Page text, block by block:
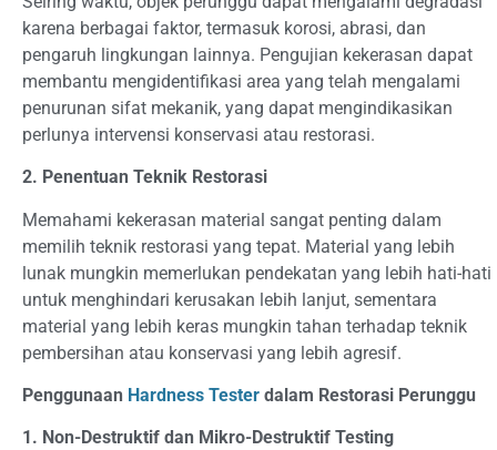
karena berbagai faktor, termasuk korosi, abrasi, dan
pengaruh lingkungan lainnya. Pengujian kekerasan dapat
membantu mengidentifikasi area yang telah mengalami
penurunan sifat mekanik, yang dapat mengindikasikan
perlunya intervensi konservasi atau restorasi.
2. Penentuan Teknik Restorasi
Memahami kekerasan material sangat penting dalam
memilih teknik restorasi yang tepat. Material yang lebih
lunak mungkin memerlukan pendekatan yang lebih hati-hati
untuk menghindari kerusakan lebih lanjut, sementara
material yang lebih keras mungkin tahan terhadap teknik
pembersihan atau konservasi yang lebih agresif.
Penggunaan Hardness Tester dalam Restorasi Perunggu
1. Non-Destruktif dan Mikro-Destruktif Testing